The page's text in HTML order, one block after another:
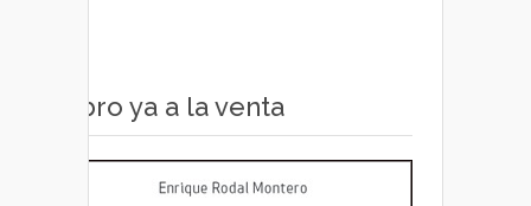
Libro ya a la venta